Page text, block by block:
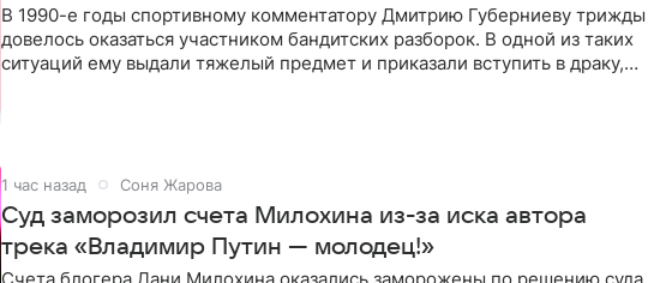
В 1990-е годы спортивному комментатору Дмитрию Губерниеву трижды
довелось оказаться участником бандитских разборок. В одной из таких
ситуаций ему выдали тяжелый предмет и приказали вступить в драку,
1 час назад Соня Жарова
Суд заморозил счета Милохина из-за иска автора
трека «Владимир Путин — молодец!»